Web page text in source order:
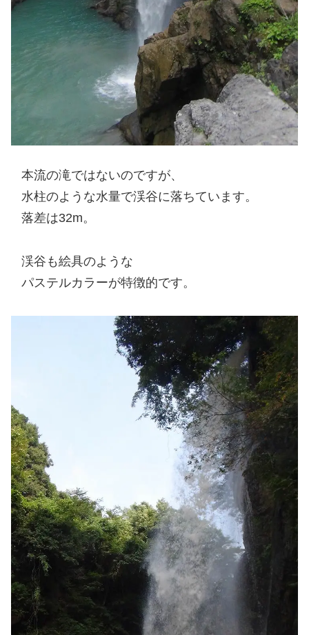
本流の滝ではないのですが、
水柱のような水量で渓谷に落ちています。
落差は32m。
渓谷も絵具のような
パステルカラーが特徴的です。